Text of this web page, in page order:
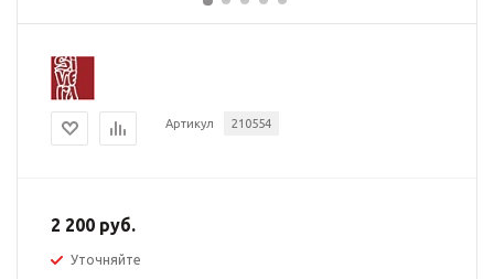
Артикул 210554
2 200 руб.
Уточняйте